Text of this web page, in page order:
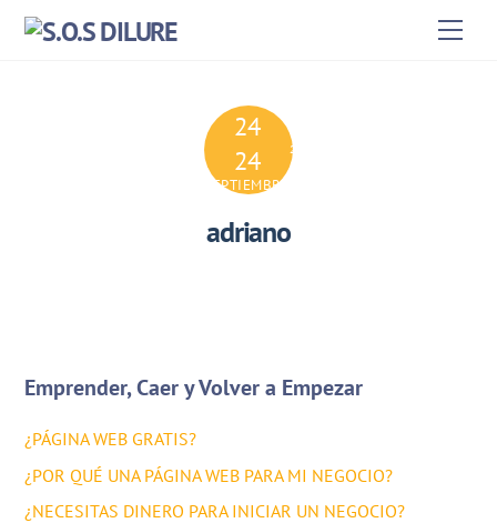
Skip
24
24
SEPTIEMBRE
2024
adriano
Emprender, Caer y Volver a Empezar
¿PÁGINA WEB GRATIS?
¿POR QUÉ UNA PÁGINA WEB PARA MI NEGOCIO?
¿NECESITAS DINERO PARA INICIAR UN NEGOCIO?